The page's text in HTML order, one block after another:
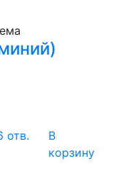
В
корзину